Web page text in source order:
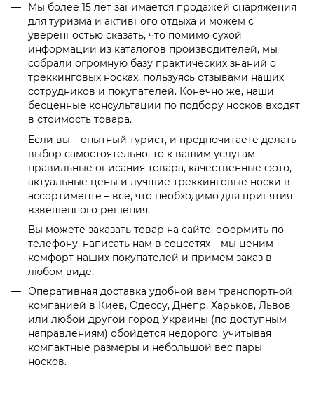
Мы более 15 лет занимается продажей снаряжения
для туризма и активного отдыха и можем с
уверенностью сказать, что помимо сухой
информации из каталогов производителей, мы
собрали огромную базу практических знаний о
треккинговых носках, пользуясь отзывами наших
сотрудников и покупателей. Конечно же, наши
бесценные консультации по подбору носков входят
в стоимость товара.
Если вы – опытный турист, и предпочитаете делать
выбор самостоятельно, то к вашим услугам
правильные описания товара, качественные фото,
актуальные цены и лучшие треккинговые носки в
ассортименте – все, что необходимо для принятия
взвешенного решения.
Вы можете заказать товар на сайте, оформить по
телефону, написать нам в соцсетях – мы ценим
комфорт наших покупателей и примем заказ в
любом виде.
Оперативная доставка удобной вам транспортной
компанией в Киев, Одессу, Днепр, Харьков, Львов
или любой другой город Украины (по доступным
направлениям) обойдется недорого, учитывая
компактные размеры и небольшой вес пары
носков.